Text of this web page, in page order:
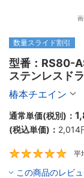
数量スライド割引
型番：RS80-
ステンレスド
椿本チエイン
通常単価(税別)：
(税込単価)： 2,014
平
この商品のレビ